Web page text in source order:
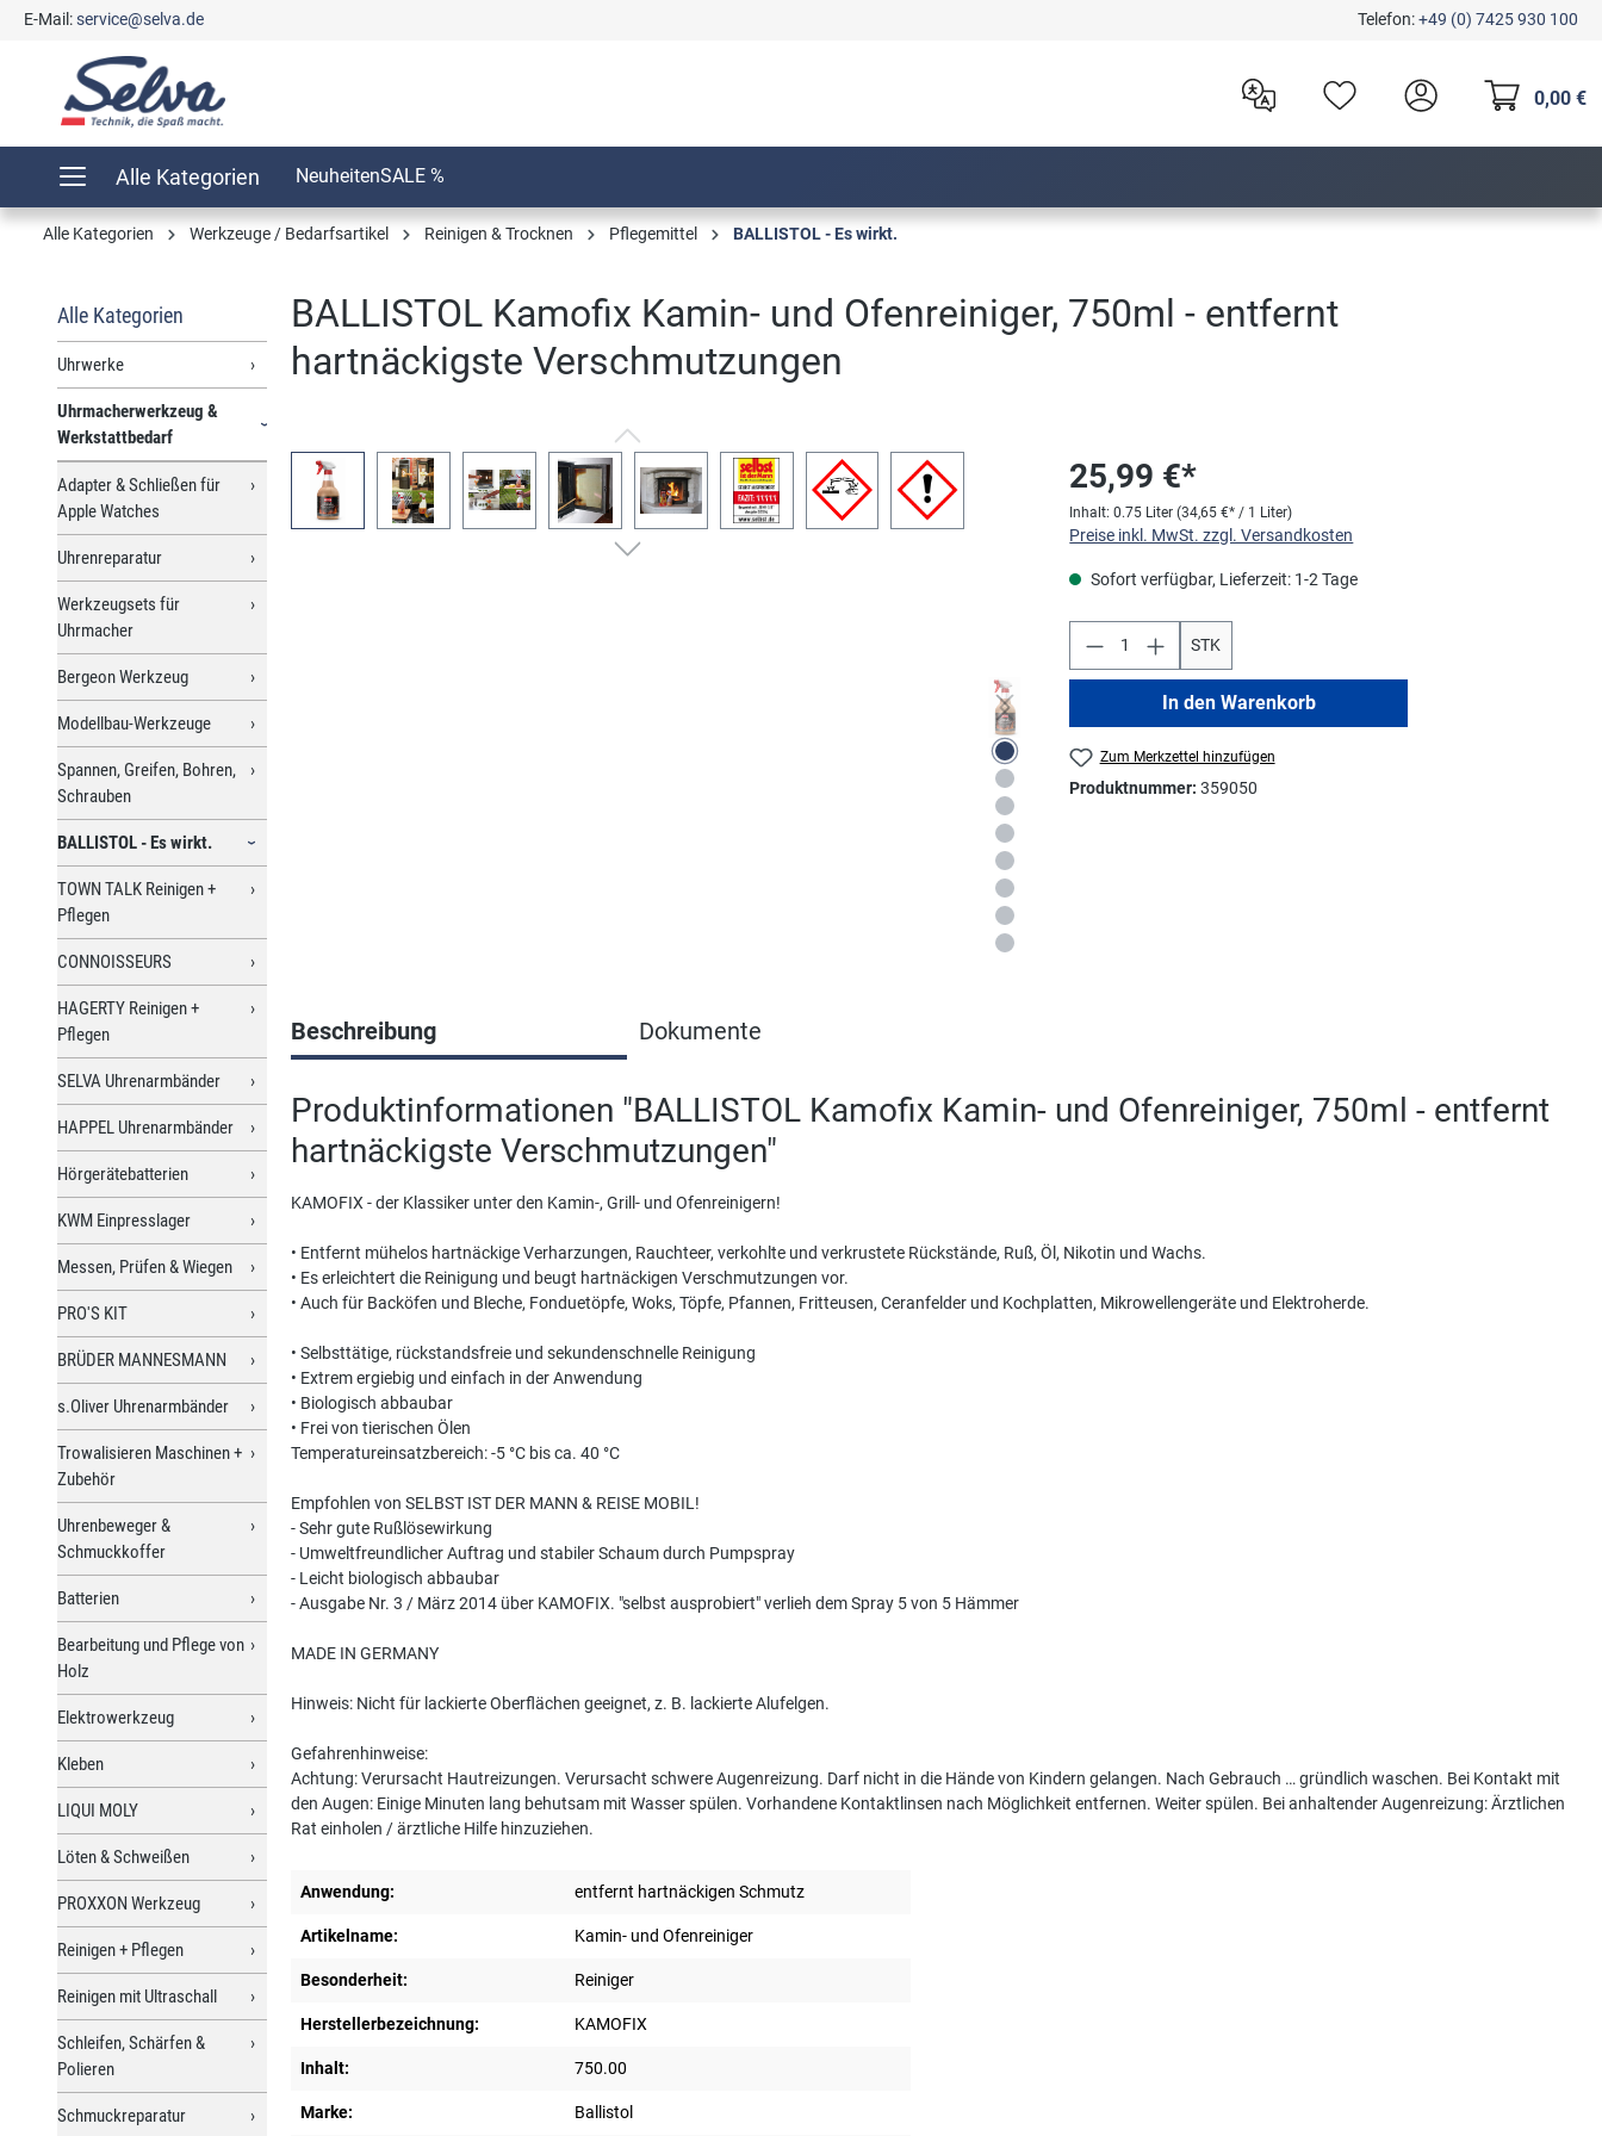
Zur Hauptnavigation springen
E-Mail:service@selva.de Telefon:+49 (0) 7425 930 100
0,00 €
Alle Kategorien NeuheitenSALE %
Alle Kategorien Werkzeuge / Bedarfsartikel Reinigen & Trocknen Pflegemittel BALLISTOL - Es wirkt.
Alle Kategorien
Uhrwerke
Uhrmacherwerkzeug &
Werkstattbedarf
Adapter & Schließen für
Apple Watches
Uhrenreparatur
Werkzeugsets für
Uhrmacher
Bergeon Werkzeug
Modellbau-Werkzeuge
Spannen, Greifen, Bohren,
Schrauben
BALLISTOL - Es wirkt.
TOWN TALK Reinigen +
Pflegen
CONNOISSEURS
HAGERTY Reinigen +
Pflegen
SELVA Uhrenarmbänder
HAPPEL Uhrenarmbänder
Hörgerätebatterien
KWM Einpresslager
Messen, Prüfen & Wiegen
PRO'S KIT
BRÜDER MANNESMANN
s.Oliver Uhrenarmbänder
Trowalisieren Maschinen +
Zubehör
Uhrenbeweger &
Schmuckkoffer
Batterien
Bearbeitung und Pflege von
Holz
Elektrowerkzeug
Kleben
LIQUI MOLY
Löten & Schweißen
PROXXON Werkzeug
Reinigen + Pflegen
Reinigen mit Ultraschall
Schleifen, Schärfen &
Polieren
Schmuckreparatur
BALLISTOL Kamofix Kamin- und Ofenreiniger, 750ml - entfernt
hartnäckigste Verschmutzungen
Bildergalerie überspringen 25,99 €*
Inhalt:0.75 Liter(34,65 €* / 1 Liter)
Preise inkl. MwSt. zzgl. Versandkosten
Sofort verfügbar, Lieferzeit: 1-2 Tage
STK
In den Warenkorb
Zum Merkzettel hinzufügen
Produktnummer:359050
Beschreibung Dokumente
Produktinformationen "BALLISTOL Kamofix Kamin- und Ofenreiniger, 750ml - entfernt
hartnäckigste Verschmutzungen"
KAMOFIX - der Klassiker unter den Kamin-, Grill- und Ofenreinigern!
• Entfernt mühelos hartnäckige Verharzungen, Rauchteer, verkohlte und verkrustete Rückstände, Ruß, Öl, Nikotin und Wachs.
• Es erleichtert die Reinigung und beugt hartnäckigen Verschmutzungen vor.
• Auch für Backöfen und Bleche, Fonduetöpfe, Woks, Töpfe, Pfannen, Fritteusen, Ceranfelder und Kochplatten, Mikrowellengeräte und Elektroherde.
• Selbsttätige, rückstandsfreie und sekundenschnelle Reinigung
• Extrem ergiebig und einfach in der Anwendung
• Biologisch abbaubar
• Frei von tierischen Ölen
Temperatureinsatzbereich: -5 °C bis ca. 40 °C
Empfohlen von SELBST IST DER MANN & REISE MOBIL!
- Sehr gute Rußlösewirkung
- Umweltfreundlicher Auftrag und stabiler Schaum durch Pumpspray
- Leicht biologisch abbaubar
- Ausgabe Nr. 3 / März 2014 über KAMOFIX. "selbst ausprobiert" verlieh dem Spray 5 von 5 Hämmer
MADE IN GERMANY
Hinweis: Nicht für lackierte Oberflächen geeignet, z. B. lackierte Alufelgen.
Gefahrenhinweise:
Achtung: Verursacht Hautreizungen. Verursacht schwere Augenreizung. Darf nicht in die Hände von Kindern gelangen. Nach Gebrauch … gründlich waschen. Bei Kontakt mit
den Augen: Einige Minuten lang behutsam mit Wasser spülen. Vorhandene Kontaktlinsen nach Möglichkeit entfernen. Weiter spülen. Bei anhaltender Augenreizung: Ärztlichen
Rat einholen / ärztliche Hilfe hinzuziehen.
Anwendung: entfernt hartnäckigen Schmutz
Artikelname: Kamin- und Ofenreiniger
Besonderheit: Reiniger
Herstellerbezeichnung: KAMOFIX
Inhalt: 750.00
Marke: Ballistol